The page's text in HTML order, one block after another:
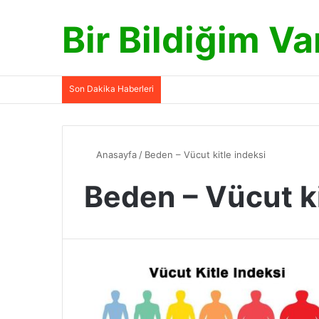
Bir Bildiğim
Son Dakika Haberleri
Anasayfa / Beden – Vücut kitle indeksi
Beden – Vücut